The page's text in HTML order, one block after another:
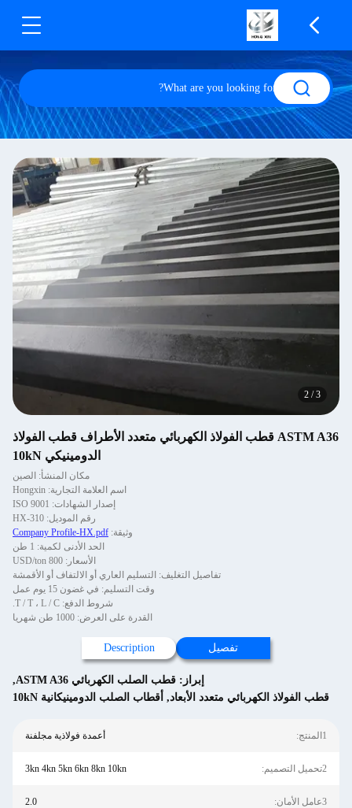
2 /3
ASTM A36 قطب الفولاذ الكهربائي متعدد الأطراف قطب الفولاذ
الدومينيكي 10kN
مكان المنشأ: الصين
اسم العلامة التجارية: Hongxin
إصدار الشهادات: ISO 9001
رقم الموديل: HX-310
وثيقة: Company Profile-HX.pdf
الحد الأدنى لكمية: 1 طن
الأسعار: 800 USD/ton
تفاصيل التغليف: التسليم العاري أو الالتفاف أو الأقمشة
وقت التسليم: في غضون 15 يوم عمل
شروط الدفع: T / T ، L / C.
القدرة على العرض: 1000 طن شهريا
تفصيل Description
إبراز: قطب الصلب الكهربائي ASTM A36
,
قطب الفولاذ الكهربائي متعدد الأبعاد, أقطاب الصلب الدومينيكانية 10kN
1المنتج: أعمدة فولاذية مجلفنة
2تحميل التصميم: 3kn 4kn 5kn 6kn 8kn 10kn
3عامل الأمان: 2.0